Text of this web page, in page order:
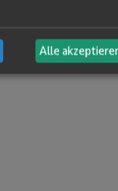
Alle